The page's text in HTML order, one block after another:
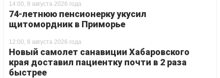
14:00, 8 августа 2026 года
74-летнюю пенсионерку укусил
щитомордник в Приморье
12:00, 8 августа 2026 года
Новый самолет санавиции Хабаровского
края доставил пациентку почти в 2 раза
быстрее